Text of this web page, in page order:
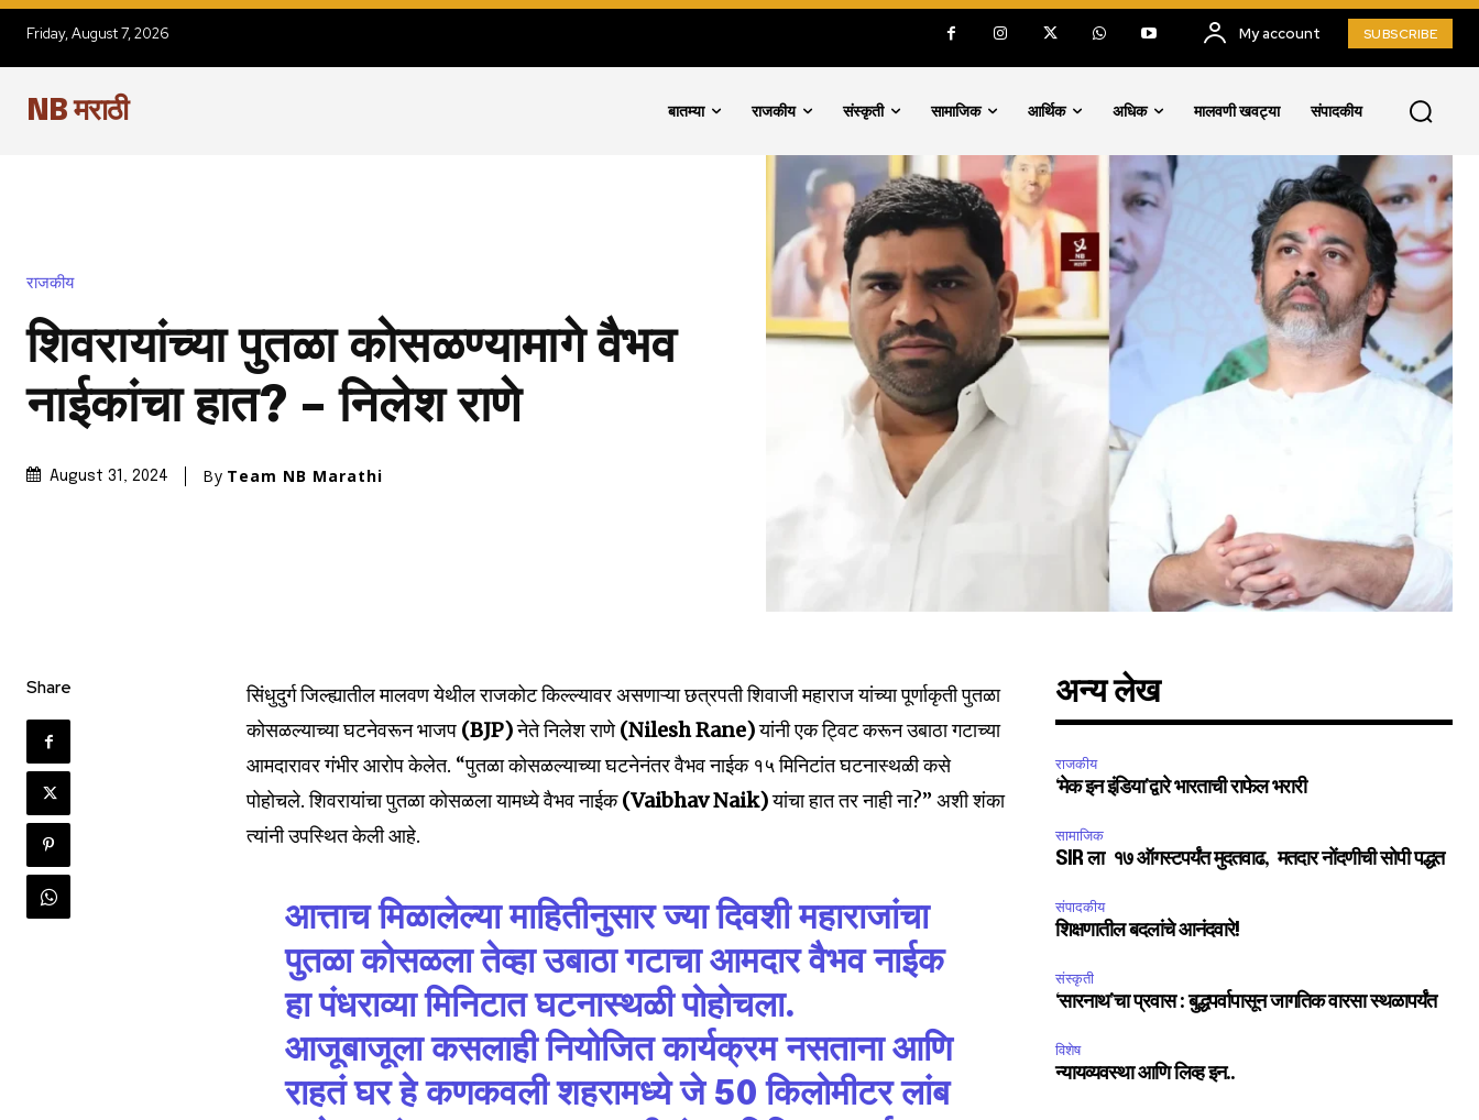
Join our community of
SUBSCRIBERS and be part
of the conversation.
To subscribe, simply enter your email address on our website or click
the subscribe button below. Don't worry, we respect your privacy and
won't spam your inbox. Your information is safe with us.
Friday, August 7, 2026 My account SUBSCRIBE
NB मराठी बातम्या राजकीय संस्कृती सामाजिक आर्थिक अधिक मालवणी खवट्या संपादकीय
राजकीय
शिवरायांच्या पुतळा कोसळण्यामागे वैभव
नाईकांचा हात? – निलेश राणे
August 31, 2024 By Team NB Marathi
Share
सिंधुदुर्ग जिल्ह्यातील मालवण येथील राजकोट किल्ल्यावर असणाऱ्या छत्रपती शिवाजी महाराज यांच्या पूर्णाकृती पुतळा
कोसळल्याच्या घटनेवरून भाजप (BJP)नेते निलेश राणे(Nilesh Rane)यांनी एक ट्विट करून उबाठा गटाच्या
आमदारावर गंभीर आरोप केलेत. “पुतळा कोसळल्याच्या घटनेनंतर वैभव नाईक १५ मिनिटांत घटनास्थळी कसे
पोहोचले. शिवरायांचा पुतळा कोसळला यामध्ये वैभव नाईक(Vaibhav Naik)यांचा हात तर नाही ना?” अशी शंका
त्यांनी उपस्थित केली आहे.
आत्ताच मिळालेल्या माहितीनुसार ज्या दिवशी महाराजांचा
पुतळा कोसळला तेव्हा उबाठा गटाचा आमदार वैभव नाईक
हा पंधराव्या मिनिटात घटनास्थळी पोहोचला.
आजूबाजूला कसलाही नियोजित कार्यक्रम नसताना आणि
राहतं घर हे कणकवली शहरामध्ये जे 50 किलोमीटर लांब
अन्य लेख
राजकीय
‘मेक इन इंडिया’द्वारे भारताची राफेल भरारी
सामाजिक
SIR ला १७ ऑगस्टपर्यंत मुदतवाढ, मतदार नोंदणीची सोपी पद्धत
संपादकीय
शिक्षणातील बदलांचे आनंदवारे!
संस्कृती
‘सारनाथ’चा प्रवास : बुद्धपर्वापासून जागतिक वारसा स्थळापर्यंत
विशेष
न्यायव्यवस्था आणि लिव्ह इन..